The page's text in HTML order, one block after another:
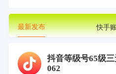
最新发布 快手
抖音等级号65级
062